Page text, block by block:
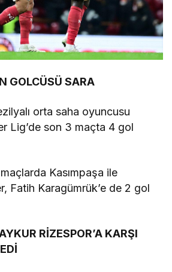
GOLCÜSÜ SARA
orta saha oyuncusu
Lig’de son 3 maçta 4 gol
Kasımpaşa ile
Fatih Karagümrük’e de 2 gol
RİZESPOR’A KARŞI